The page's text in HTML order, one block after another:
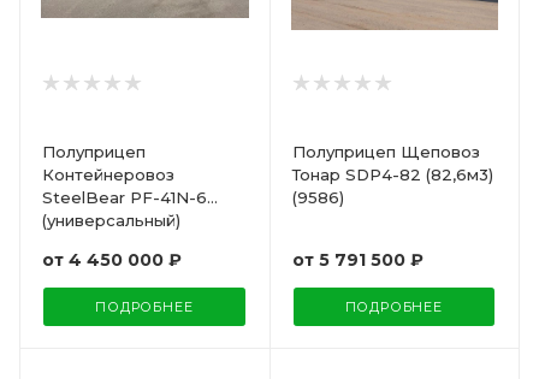
Полуприцеп
Контейнеровоз
SteelBear PF-41N-6
(универсальный)
от 4 450 000 ₽
ПОДРОБНЕЕ
Полуприцеп Щеповоз
Тонар SDP4-82 (82,6м3)
(9586)
от 5 791 500 ₽
ПОДРОБНЕЕ